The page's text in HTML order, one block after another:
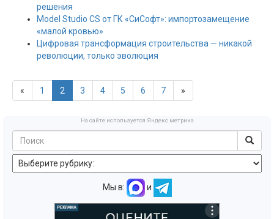
решения
Model Studio CS от ГК «СиСофт»: импортозамещение
«малой кровью»
Цифровая трансформация строительства — никакой
революции, только эволюция
« 1 2 3 4 5 6 7 »
На сайте используется Яндекс метрика
Мы в: и